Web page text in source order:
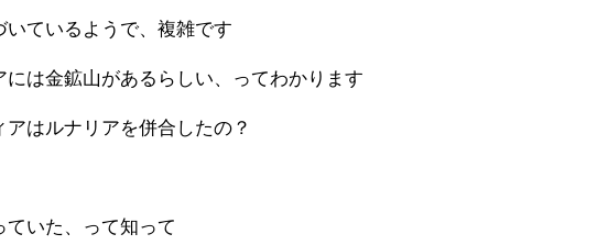
いているようで、複雑です
には金鉱山があるらしい、ってわかります
はルナリアを併合したの？
いた、って知って